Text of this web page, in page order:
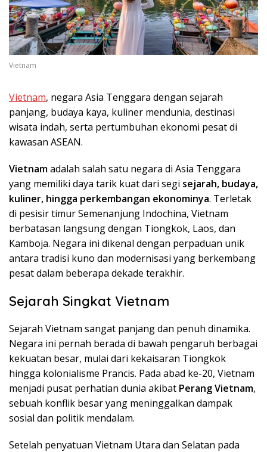
Vietnam
Vietnam, negara Asia Tenggara dengan sejarah
panjang, budaya kaya, kuliner mendunia, destinasi
wisata indah, serta pertumbuhan ekonomi pesat di
kawasan ASEAN.
Vietnamadalah salah satu negara di Asia Tenggara
yang memiliki daya tarik kuat dari segi sejarah, budaya,
kuliner, hingga perkembangan ekonominya. Terletak
di pesisir timur Semenanjung Indochina, Vietnam
berbatasan langsung dengan Tiongkok, Laos, dan
Kamboja. Negara ini dikenal dengan perpaduan unik
antara tradisi kuno dan modernisasi yang berkembang
pesat dalam beberapa dekade terakhir.
Sejarah Singkat Vietnam
Sejarah Vietnam sangat panjang dan penuh dinamika.
Negara ini pernah berada di bawah pengaruh berbagai
kekuatan besar, mulai dari kekaisaran Tiongkok
hingga kolonialisme Prancis. Pada abad ke-20, Vietnam
menjadi pusat perhatian dunia akibat Perang Vietnam,
sebuah konflik besar yang meninggalkan dampak
sosial dan politik mendalam.
Setelah penyatuan Vietnam Utara dan Selatan pada